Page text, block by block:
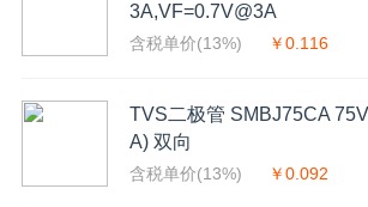
3A,VF=0.7V@3A
含税单价(13%) ￥0.116
TVS二极管 SMBJ75CA
A) 双向
含税单价(13%) ￥0.092